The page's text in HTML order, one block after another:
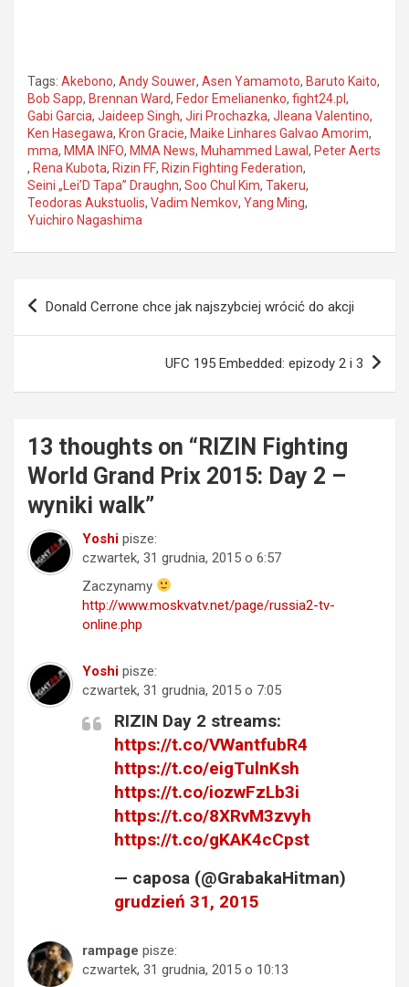
Tags: Akebono, Andy Souwer, Asen Yamamoto, Baruto Kaito,
Bob Sapp, Brennan Ward, Fedor Emelianenko, fight24.pl ,
Gabi Garcia, Jaideep Singh, Jiri Prochazka, Jleana Valentino,
Ken Hasegawa, Kron Gracie, Maike Linhares Galvao Amorim,
mma, MMA INFO, MMA News, Muhammed Lawal , Peter Aerts
, Rena Kubota, Rizin FF, Rizin Fighting Federation,
Seini „Lei’D Tapa” Draughn, Soo Chul Kim, Takeru,
Teodoras Aukstuolis, Vadim Nemkov, Yang Ming,
Yuichiro Nagashima
Nawigacja
Donald Cerrone chce jak najszybciej wrócić do akcji
UFC 195 Embedded: epizody 2 i 3
13 thoughts on “ RIZIN Fighting
World Grand Prix 2015: Day 2 –
wyniki walk”
Yoshi pisze:
czwartek, 31 grudnia, 2015 o 6:57
Zaczynamy
http://www.moskvatv.net/page/russia2-tv-
online.php
Yoshi pisze:
czwartek, 31 grudnia, 2015 o 7:05
RIZIN Day 2 streams:
https://t.co/VWantfubR4
https://t.co/eigTulnKsh
https://t.co/iozwFzLb3i
https://t.co/8XRvM3zvyh
https://t.co/gKAK4cCpst
— caposa (@GrabakaHitman)
grudzień 31, 2015
rampage pisze:
czwartek, 31 grudnia, 2015 o 10:13